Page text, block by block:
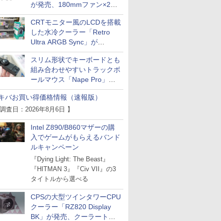
が発売、180mmファン×2搭
載
CRTモニター風のLCDを搭載
した水冷クーラー「Retro
Ultra ARGB Sync」が
Thermaltakeから
スリム形状でキーボードとも
組み合わせやすいトラックボ
ールマウス「Nape Pro」が
Keychronから
バお買い得価格情報（速報版）
査日：2026年8月6日 】
Intel Z890/B860マザーの購
入でゲームがもらえるバンド
ルキャンペーン
『Dying Light: The Beast』
『HITMAN 3』『Civ VII』の3
タイトルから選べる
CPSの大型ツインタワーCPU
クーラー「RZ820 Display
BK」が発売、クーラートッ